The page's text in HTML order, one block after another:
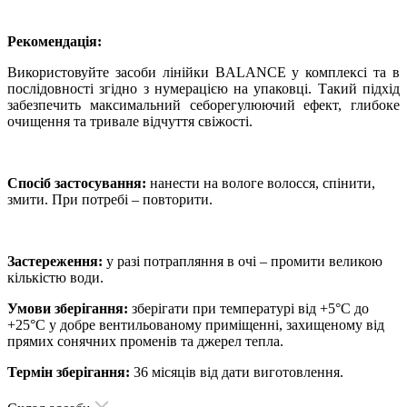
Рекомендація:
Використовуйте засоби лінійки BALANCE у комплексі та в
послідовності згідно з нумерацією на упаковці. Такий підхід
забезпечить максимальний себорегулюючий ефект, глибоке
очищення та тривале відчуття свіжості.
Спосіб застосування: нанести на вологе волосся, спінити,
змити. При потребі – повторити.
Застереження: у разі потрапляння в очі – промити великою
кількістю води.
Умови зберігання: зберігати при температурі від +5°C до
+25°C у добре вентильованому приміщенні, захищеному від
прямих сонячних променів та джерел тепла.
Термін зберігання: 36 місяців від дати виготовлення.